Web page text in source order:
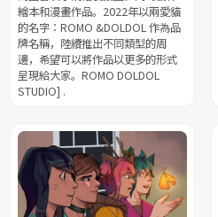
繪本和漫畫作品。2022年以兩愛貓
的名字：ROMO &DOLDOL 作為品
牌名稱，陸續推出不同類型的周
邊，希望可以將作品以更多的形式
呈現給大家。ROMO DOLDOL
STUDIO] .